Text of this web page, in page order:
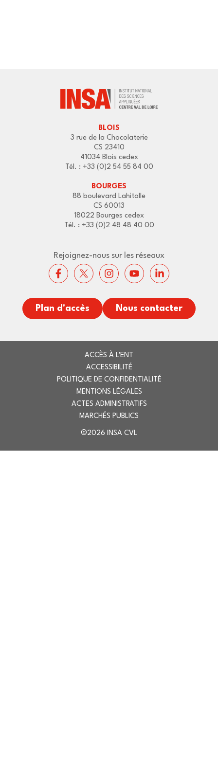
BLOIS
3 rue de la Chocolaterie
CS 23410
41034 Blois cedex
Tél. : +33 (0)2 54 55 84 00
BOURGES
88 boulevard Lahitolle
CS 60013
18022 Bourges cedex
Tél. : +33 (0)2 48 48 40 00
Rejoignez-nous sur les réseaux
Plan d'accès Nous contacter
ACCÈS À L'ENT
ACCESSIBILITÉ
POLITIQUE DE CONFIDENTIALITÉ
MENTIONS LÉGALES
ACTES ADMINISTRATIFS
MARCHÉS PUBLICS
©2026 INSA CVL